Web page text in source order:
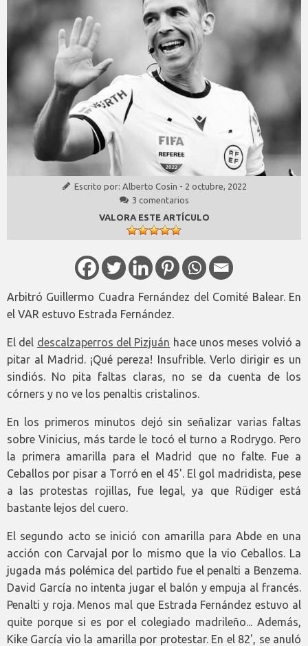
Escrito por: Alberto Cosín - 2 octubre, 2022
3 comentarios
VALORA ESTE ARTÍCULO
Arbitró Guillermo Cuadra Fernández del Comité Balear. En
el VAR estuvo Estrada Fernández.
El del descalzaperros del Pizjuán hace unos meses volvió a
pitar al Madrid. ¡Qué pereza! Insufrible. Verlo dirigir es un
sindiós. No pita faltas claras, no se da cuenta de los
córners y no ve los penaltis cristalinos.
En los primeros minutos dejó sin señalizar varias faltas
sobre Vinicius, más tarde le tocó el turno a Rodrygo. Pero
la primera amarilla para el Madrid que no falte. Fue a
Ceballos por pisar a Torró en el 45'. El gol madridista, pese
a las protestas rojillas, fue legal, ya que Rüdiger está
bastante lejos del cuero.
El segundo acto se inició con amarilla para Abde en una
acción con Carvajal por lo mismo que la vio Ceballos. La
jugada más polémica del partido fue el penalti a Benzema.
David García no intenta jugar el balón y empuja al francés.
Penalti y roja. Menos mal que Estrada Fernández estuvo al
quite porque si es por el colegiado madrileño... Además,
Kike García vio la amarilla por protestar. En el 82', se anuló